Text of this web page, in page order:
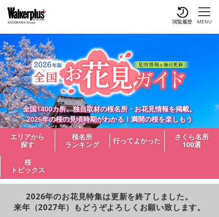
MENU
閲覧履歴
全国1400カ所、独自取材の桜名所・お花見情報を掲載。
2026年の桜の見頃時期がわかる！満開の桜を楽しもう
エリアから
探す
桜名所
ランキング
行ってよかった
さくら名所
100選
桜
トピックス
2026年のお花見特集は更新を終了しました。
来年（2027年）もどうぞよろしくお願い致します。